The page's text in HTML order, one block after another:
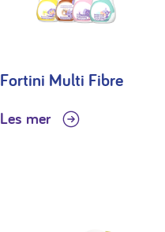
Fortini Multi Fibre
Les mer